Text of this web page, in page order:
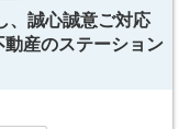
、誠心誠意ご対応
産のステーション